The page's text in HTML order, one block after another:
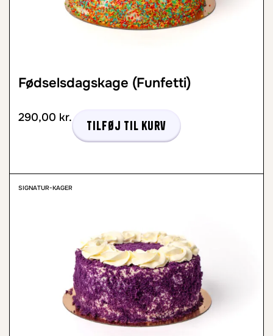
Fødselsdagskage (Funfetti)
290,00 kr.
Tilføj til kurv
SIGNATUR-KAGER